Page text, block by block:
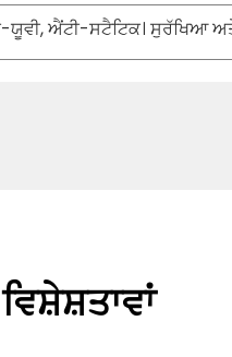
ਯੂਵੀ, ਐਂਟੀ-ਸਟੈਟਿਕ। ਸੁਰੱਖਿਆ